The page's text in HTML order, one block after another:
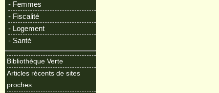
- Femmes
- Fiscalité
- Logement
- Santé
Bibliothèque Verte
Articles récents de sites
proches